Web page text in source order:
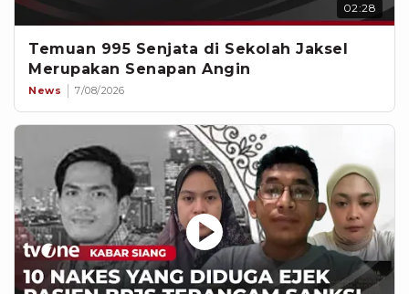
02:28
Temuan 995 Senjata di Sekolah Jaksel
Merupakan Senapan Angin
News 7/08/2026